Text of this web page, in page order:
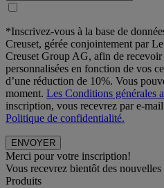
*Inscrivez-vous à la base de
Creuset, gérée conjointement par
Creuset Group AG, afin de
personnalisées en fonction de vos
d’une réduction de 10%. Vous
moment. Les Conditions générales
inscription, vous recevrez par e-
Politique de confidentialité.
Merci pour votre inscription!
Vous recevrez bientôt des
Produits